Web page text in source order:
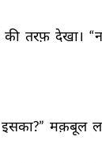
की तरफ़ देखा।
इसका?” मक़बूल